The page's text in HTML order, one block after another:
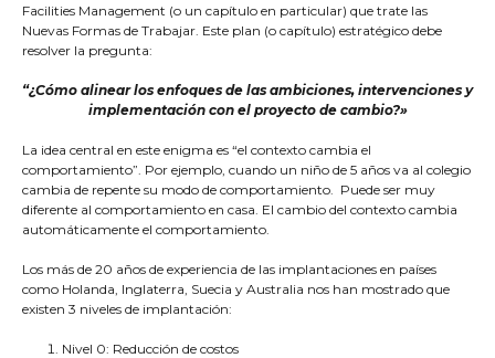
Facilities Management (o un capítulo en particular) que trate las
Nuevas Formas de Trabajar. Este plan (o capítulo) estratégico debe
resolver la pregunta:
“¿Cómo alinear los enfoques de las ambiciones, intervenciones y
implementación con el proyecto de cambio?»
La idea central en este enigma es “el contexto cambia el
comportamiento”. Por ejemplo, cuando un niño de 5 años va al colegio
cambia de repente su modo de comportamiento. Puede ser muy
diferente al comportamiento en casa. El cambio del contexto cambia
automáticamente el comportamiento.
Los más de 20 años de experiencia de las implantaciones en países
como Holanda, Inglaterra, Suecia y Australia nos han mostrado que
existen 3 niveles de implantación:
Nivel 0: Reducción de costos